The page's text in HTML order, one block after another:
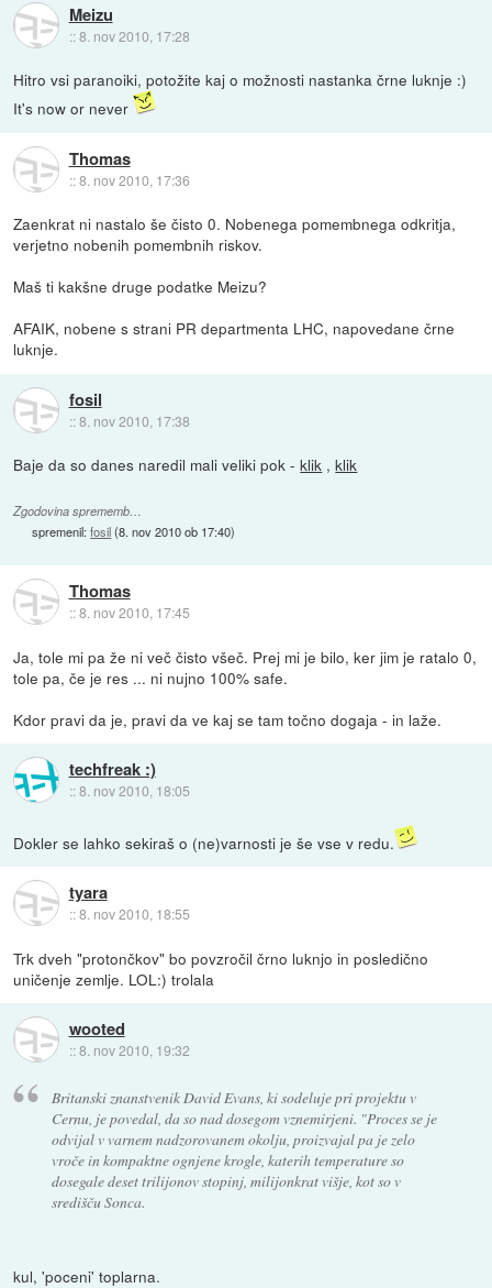
Meizu
::8. nov 2010, 17:28
Hitro vsi paranoiki, potožite kaj o možnosti nastanka črne luknje :)
It's now or never
Thomas
::8. nov 2010, 17:36
Zaenkrat ni nastalo še čisto 0. Nobenega pomembnega odkritja,
verjetno nobenih pomembnih riskov.
Maš ti kakšne druge podatke Meizu?
AFAIK, nobene s strani PR departmenta LHC, napovedane črne
luknje.
fosil
::8. nov 2010, 17:38
Baje da so danes naredil mali veliki pok -klik ,klik
Zgodovina sprememb…
spremenil:fosil(8. nov 2010 ob 17:40)
Thomas
::8. nov 2010, 17:45
Ja, tole mi pa že ni več čisto všeč. Prej mi je bilo, ker jim je ratalo 0,
tole pa, če je res ... ni nujno 100% safe.
Kdor pravi da je, pravi da ve kaj se tam točno dogaja - in laže.
techfreak :)
::8. nov 2010, 18:05
Dokler se lahko sekiraš o (ne)varnosti je še vse v redu.
tyara
::8. nov 2010, 18:55
Trk dveh "protončkov" bo povzročil črno luknjo in posledično
uničenje zemlje. LOL:) trolala
wooted
::8. nov 2010, 19:32
Britanski znanstvenik David Evans, ki sodeluje pri projektu v
Cernu, je povedal, da so nad dosegom vznemirjeni. "Proces se je
odvijal v varnem nadzorovanem okolju, proizvajal pa je zelo
vroče in kompaktne ognjene krogle, katerih temperature so
dosegale deset trilijonov stopinj, milijonkrat višje, kot so v
središču Sonca.
kul, 'poceni' toplarna.